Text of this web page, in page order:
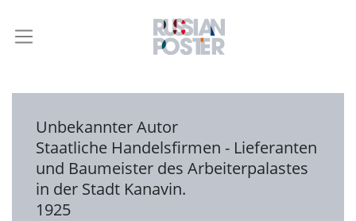
Unbekannter Autor
Staatliche Handelsfirmen - Lieferanten
und Baumeister des Arbeiterpalastes
in der Stadt Kanavin.
1925